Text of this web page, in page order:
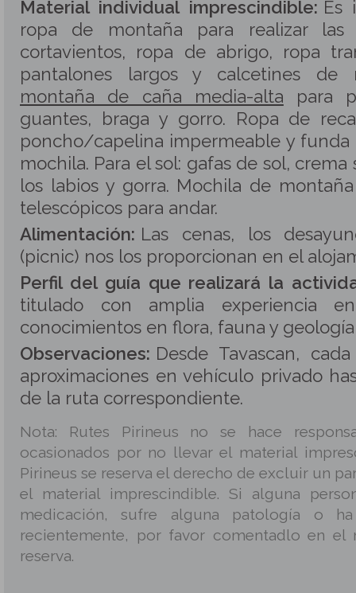
Material individual imprescindible: Es
ropa de montaña para realizar las
cortavientos, ropa de abrigo, ropa
pantalones largos y calcetines de
montaña de caña media-alta para
guantes, braga y gorro. Ropa de
poncho/capelina impermeable y
mochila. Para el sol: gafas de sol,
los labios y gorra. Mochila de
telescópicos para andar.
Alimentación: Las cenas, los
(picnic) nos los proporcionan en el
Perfil del guía que realizará la
titulado con amplia experiencia
conocimientos en flora, fauna y
Observaciones: Desde Tavascan,
aproximaciones en vehículo privado
de la ruta correspondiente.
Nota: Rutes Pirineus no se hace
ocasionados por no llevar el material
Pirineus se reserva el derecho de excluir un
el material imprescindible. Si alguna
medicación, sufre alguna patología o
recientemente, por favor comentadlo en el
reserva.